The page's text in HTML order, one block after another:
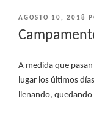
PUBLICADO
EL
AGOSTO 10, 2018
A medida que
lugar los últimos
llenando, quedando